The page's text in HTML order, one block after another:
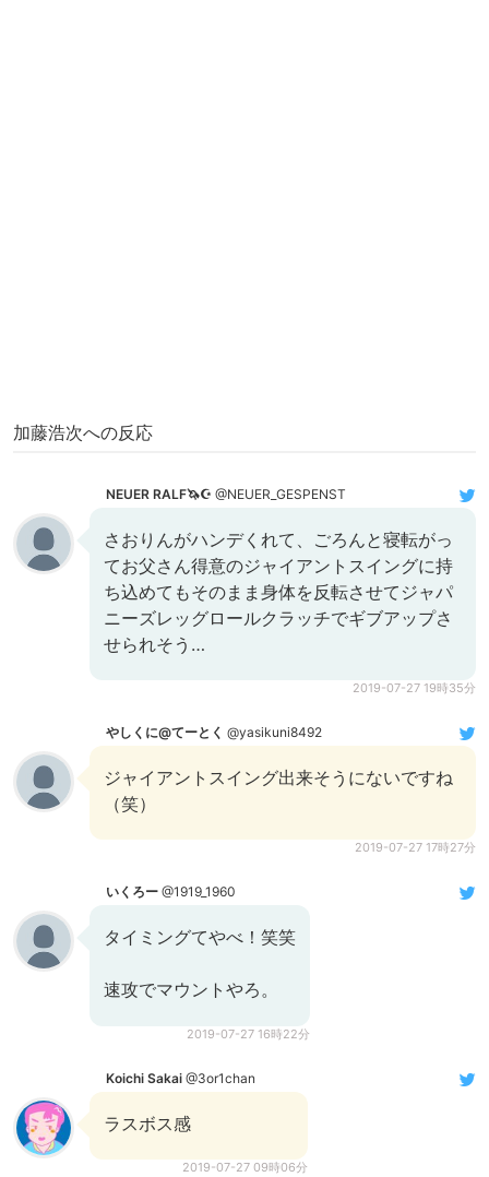
加藤浩次への反応
NEUER RALF🦄☪️ @NEUER_GESPENST
さおりんがハンデくれて、ごろんと寝転がっ
てお父さん得意のジャイアントスイングに持
ち込めてもそのまま身体を反転させてジャパ
ニーズレッグロールクラッチでギブアップさ
せられそう…
2019-07-27 19時35分
やしくに@てーとく @yasikuni8492
ジャイアントスイング出来そうにないですね
（笑）
2019-07-27 17時27分
いくろー @1919_1960
タイミングてやべ！笑笑
速攻でマウントやろ。
2019-07-27 16時22分
Koichi Sakai @3or1chan
ラスボス感
2019-07-27 09時06分